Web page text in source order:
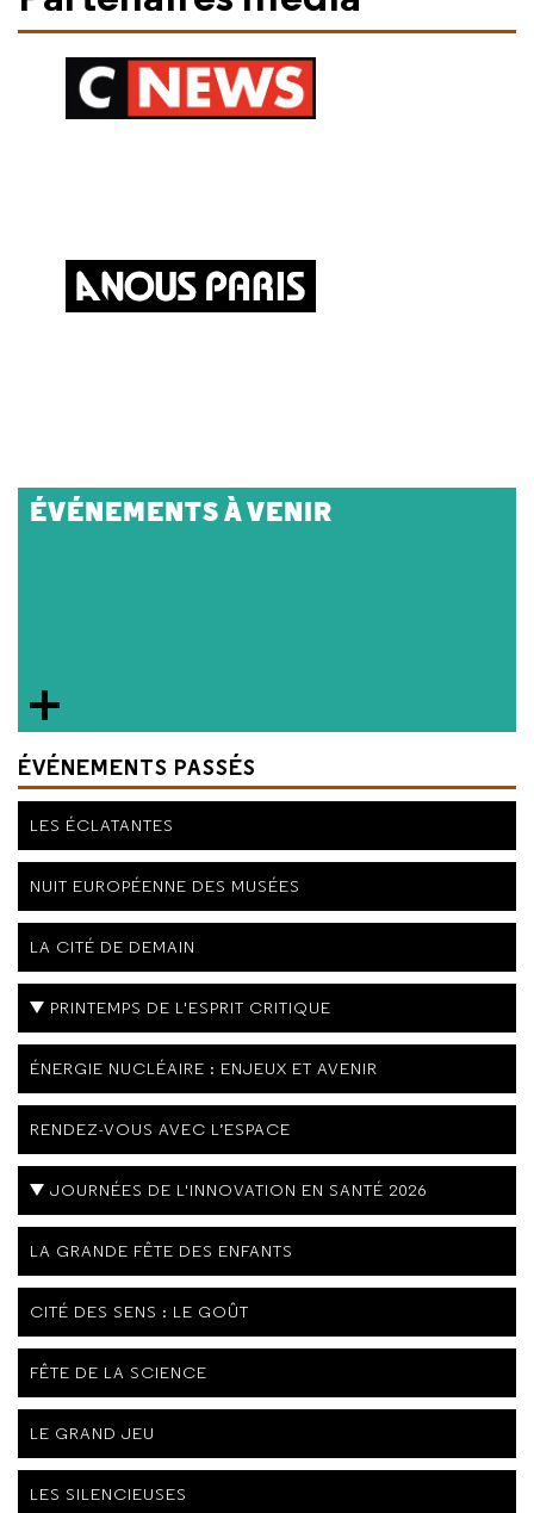
ÉVÉNEMENTS À VENIR
ÉVÉNEMENTS PASSÉS
LES ÉCLATANTES
NUIT EUROPÉENNE DES MUSÉES
LA CITÉ DE DEMAIN
PRINTEMPS DE L'ESPRIT CRITIQUE
ÉNERGIE NUCLÉAIRE : ENJEUX ET AVENIR
RENDEZ-VOUS AVEC L’ESPACE
JOURNÉES DE L'INNOVATION EN SANTÉ 2026
LA GRANDE FÊTE DES ENFANTS
CITÉ DES SENS : LE GOÛT
FÊTE DE LA SCIENCE
LE GRAND JEU
LES SILENCIEUSES